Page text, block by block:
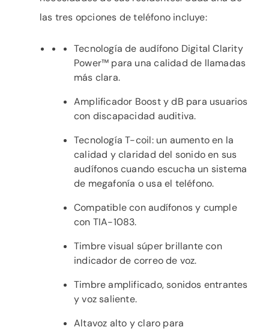
las tres opciones de teléfono incluye:
Tecnología de audífono Digital Clarity
Power™ para una calidad de llamadas
más clara.
Amplificador Boost y dB para usuarios
con discapacidad auditiva.
Tecnología T-coil: un aumento en la
calidad y claridad del sonido en sus
audífonos cuando escucha un sistema
de megafonía o usa el teléfono.
Compatible con audífonos y cumple
con TIA-1083.
Timbre visual súper brillante con
indicador de correo de voz.
Timbre amplificado, sonidos entrantes
y voz saliente.
Altavoz alto y claro para